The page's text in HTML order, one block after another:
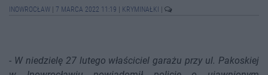
INOWROCŁAW 7 MARCA 2022 11:19 KRYMINAŁKI
- W niedzielę 27 lutego właściciel garażu przy ul. Pakoskiej